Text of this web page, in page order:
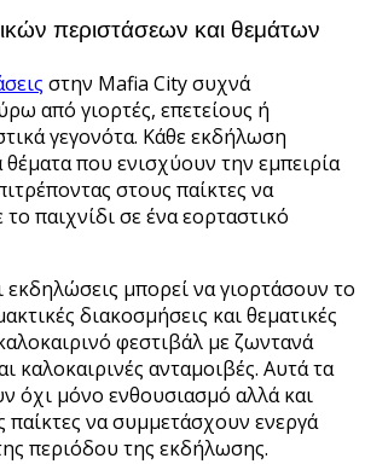
περιστάσεων και θεμάτων
στην Mafia City συχνά
από γιορτές, επετείους ή
γεγονότα. Κάθε εκδήλωση
θέματα που ενισχύουν την εμπειρία
στους παίκτες να
παιχνίδι σε ένα εορταστικό
εκδηλώσεις μπορεί να γιορτάσουν το
διακοσμήσεις και θεματικές
φεστιβάλ με ζωντανά
καλοκαιρινές ανταμοιβές. Αυτά τα
όχι μόνο ενθουσιασμό αλλά και
να συμμετάσχουν ενεργά
περιόδου της εκδήλωσης.